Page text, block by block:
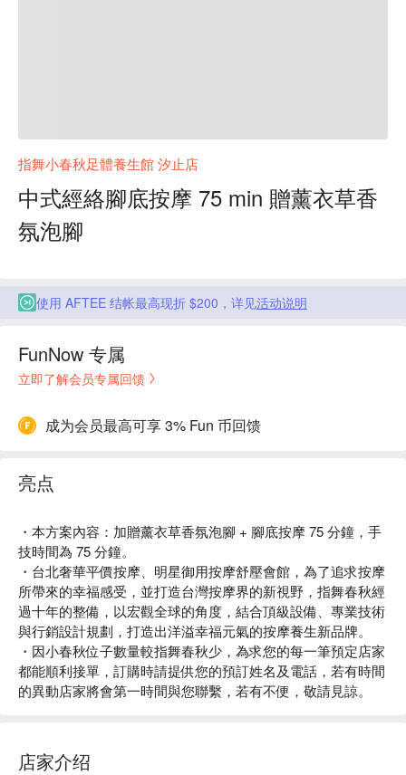
指舞小春秋足體養生館 汐止店
中式經絡腳底按摩 75 min 贈薰衣草香
氛泡腳
使用 AFTEE 结帐最高现折 $200，详见活动说明
FunNow 专属
立即了解会员专属回馈
成为会员最高可享 3% Fun 币回馈
亮点
・本方案內容：加贈薰衣草香氛泡腳 + 腳底按摩 75 分鐘，手
技時間為 75 分鐘。
・台北奢華平價按摩、明星御用按摩舒壓會館，為了追求按摩
所帶來的幸福感受，並打造台灣按摩界的新視野，指舞春秋經
過十年的整備，以宏觀全球的角度，結合頂級設備、專業技術
與行銷設計規劃，打造出洋溢幸福元氣的按摩養生新品牌。
・因小春秋位子數量較指舞春秋少，為求您的每一筆預定店家
都能順利接單，訂購時請提供您的預訂姓名及電話，若有時間
的異動店家將會第一時間與您聯繫，若有不便，敬請見諒。
店家介绍